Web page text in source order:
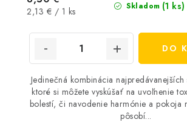
Skladom (1 ks)
Jednotková
2,13 € / 1 ks
DO
Jedinečná kombinácia
ktoré si môžete vyskúšať na uvoľnenie
bolestí, či navodenie harmónie a pokoja
pôsobí...